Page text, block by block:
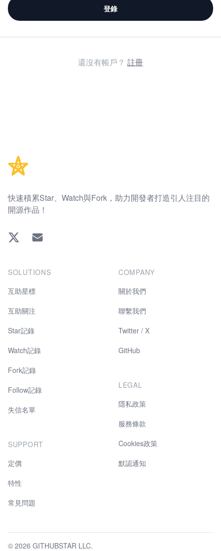
登錄
還沒有帳戶？ 註冊
快速積累Star、Watch與Fork，助力開發者打造引人注目的
開源作品！
Twitter EMAIL
SOLUTIONS
互助星標
互助關注
Star記錄
Watch記錄
Fork記錄
Follow記錄
失信名單
SUPPORT
定價
特性
常見問題
COMPANY
關於我們
聯繫我們
Twitter / X
GitHub
LEGAL
隱私政策
服務條款
Cookies政策
默認通知
© 2026 GITHUBSTAR LLC.